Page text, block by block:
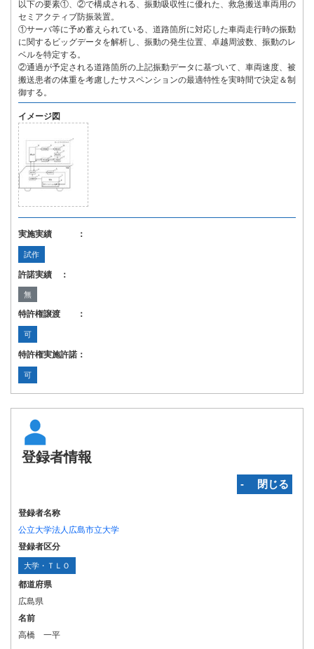
以下の要素①、②で構成される、振動吸収性に優れた、救急搬送車両用の
セミアクティブ防振装置。
①サーバ等に予め蓄えられている、道路箇所に対応した車両走行時の振動
に関するビッグデータを解析し、振動の発生位置、卓越周波数、振動のレ
ベルを特定する。
②通過が予定される道路箇所の上記振動データに基づいて、車両速度、被
搬送患者の体重を考慮したサスペンションの最適特性を実時間で決定＆制
御する。
イメージ図
実施実績 ：
試作
許諾実績 ：
無
特許権譲渡 ：
可
特許権実施許諾：
可
登録者情報
‐ 閉じる
登録者名称
公立大学法人広島市立大学
登録者区分
大学・ＴＬＯ
都道府県
広島県
名前
高橋 一平